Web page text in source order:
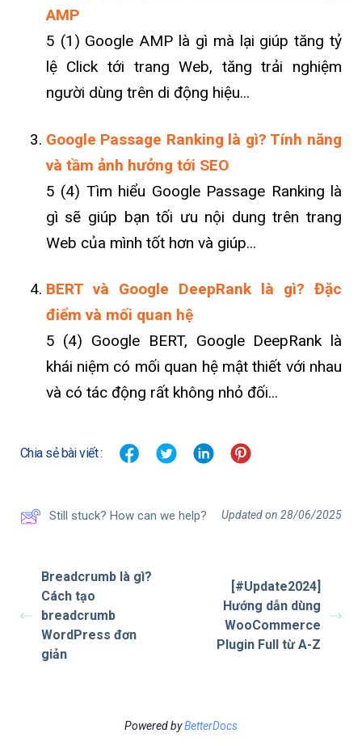
AMP
5 (1) Google AMP là gì mà lại giúp tăng tỷ
lệ Click tới trang Web, tăng trải nghiệm
người dùng trên di động hiệu...
Google Passage Ranking là gì? Tính năng
và tầm ảnh hưởng tới SEO
5 (4) Tìm hiểu Google Passage Ranking là
gì sẽ giúp bạn tối ưu nội dung trên trang
Web của mình tốt hơn và giúp...
BERT và Google DeepRank là gì? Đặc
điểm và mối quan hệ
5 (4) Google BERT, Google DeepRank là
khái niệm có mối quan hệ mật thiết với nhau
và có tác động rất không nhỏ đối...
Chia sẻ bài viết :
Still stuck? How can we help? Updated on 28/06/2025
Breadcrumb là gì?
Cách tạo
breadcrumb
WordPress đơn
giản
[#Update2024]
Hướng dẫn dùng
WooCommerce
Plugin Full từ A-Z
Powered byBetterDocs